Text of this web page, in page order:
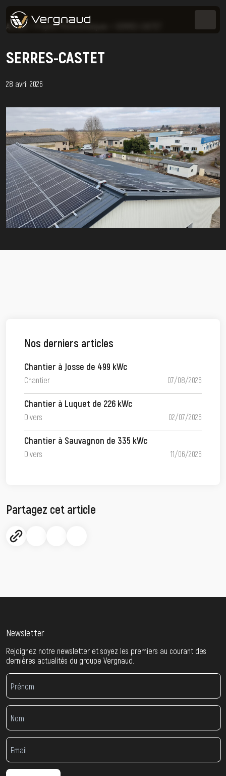
Accueil Projets Photovoltaïques
SERRES-CASTET
28 avril 2026
Nos derniers articles
Chantier à Josse de 499 kWc
Chantier 07/08/2026
Chantier à Luquet de 226 kWc
Divers 02/07/2026
Chantier à Sauvagnon de 335 kWc
Divers 11/06/2026
Partagez cet article
Newsletter
Rejoignez notre newsletter et soyez les premiers au courant des
dernières actualités du groupe Vergnaud.